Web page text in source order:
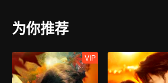
为你推荐
VIP